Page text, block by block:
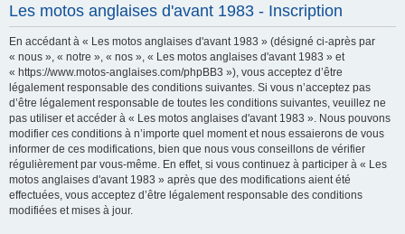
Les motos anglaises d'avant 1983 - Inscription
En accédant à « Les motos anglaises d'avant 1983 » (désigné ci-après par
« nous », « notre », « nos », « Les motos anglaises d'avant 1983 » et
« https://www.motos-anglaises.com/phpBB3 »), vous acceptez d’être
légalement responsable des conditions suivantes. Si vous n’acceptez pas
d’être légalement responsable de toutes les conditions suivantes, veuillez ne
pas utiliser et accéder à « Les motos anglaises d'avant 1983 ». Nous pouvons
modifier ces conditions à n’importe quel moment et nous essaierons de vous
informer de ces modifications, bien que nous vous conseillons de vérifier
régulièrement par vous-même. En effet, si vous continuez à participer à « Les
motos anglaises d'avant 1983 » après que des modifications aient été
effectuées, vous acceptez d’être légalement responsable des conditions
modifiées et mises à jour.